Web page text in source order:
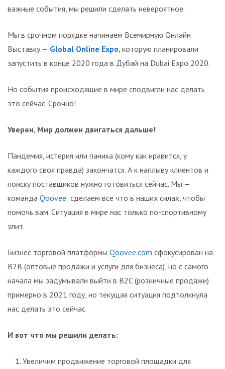
важные события, мы решили сделать невероятное.
Мы в срочном порядке начинаем Всемирную Онлайн
Выставку — Global Online Expo , которую планировали
запустить в конце 2020 года в Дубай на Dubai Expo 2020.
Но события происходящие в мире сподвигли нас делать
это сейчас. Срочно!
Уверен, Мир должен двигаться дальше!
Пандемия, истерия или паника (кому как нравится, у
каждого своя правда) закончатся. А к наплыву клиентов и
поиску поставщиков нужно готовиться сейчас. Мы —
команда Qoovee сделаем все что в наших силах, чтобы
помочь вам. Ситуация в мире нас только по-спортивному
злит.
Бизнес торговой платформы Qoovee.com сфокусирован на
B2B (оптовые продажи и услуги для бизнеса), но с самого
начала мы задумывали выйти в B2C (розничные продажи)
примерно в 2021 году, но текущая ситуация подтолкнула
нас делать это сейчас.
И вот что мы решили делать:
Увеличим продвижение торговой площадки для